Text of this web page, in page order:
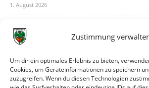
Zustimmung
Um dir ein optimales Erlebnis zu bieten,
Cookies, um Geräteinformationen zu speichern
zuzugreifen. Wenn du diesen Technologien
1. August 2026
31. Juli 2026
30. Juli 2026
Deine Spielminute: 89+1
28. Juli 2026